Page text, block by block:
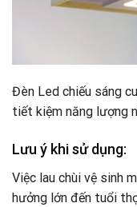
Đèn Led chiếu sáng
tiết kiệm năng lượng
Lưu ý khi sử dụng:
Việc lau chùi vệ sinh
hưởng lớn đến tuổi